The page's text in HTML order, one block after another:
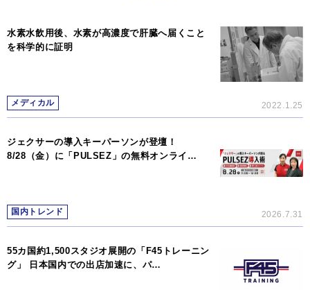
水素水飲用後、水素が高濃度で肝臓へ届くこと
を科学的に証明
メディカル 2022.1.25
ジェクサーの導入キーパーソンが登壇！
8/28（金）に「PULSEZ」の無料オンライ…
国内トレンド 2026.7.31
55カ国約1,500スタジオ展開の「F45トレーニン
グ」 日本国内での出店加速に、パ…